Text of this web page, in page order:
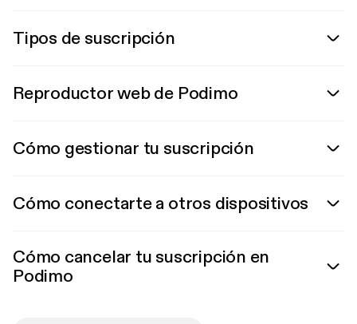
Tipos de suscripción
Reproductor web de Podimo
Cómo gestionar tu suscripción
Cómo conectarte a otros dispositivos
Cómo cancelar tu suscripción en
Podimo